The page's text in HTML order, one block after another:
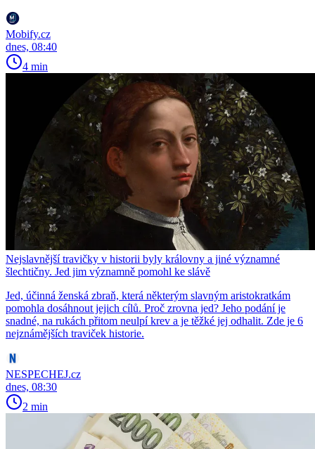
Mobify.cz
dnes, 08:40
4 min
Nejslavnější travičky v historii byly královny a jiné významné
šlechtičny. Jed jim významně pomohl ke slávě
Jed, účinná ženská zbraň, která některým slavným aristokratkám
pomohla dosáhnout jejich cílů. Proč zrovna jed? Jeho podání je
snadné, na rukách přitom neulpí krev a je těžké jej odhalit. Zde je 6
nejznámějších traviček historie.
NESPECHEJ.cz
dnes, 08:30
2 min